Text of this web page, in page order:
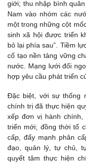
giới; thu nhập bình
Nam vào nhóm các
một trong những cột
sinh xã hội được triển
bỏ lại phía sau”. Tiềm
cố tạo nền tảng vững
nước. Mạng lưới đối
hợp yêu cầu phát triển
Đặc biệt, với sự thống
chính trị đã thực hiện
xếp đơn vị hành
triển mới; đồng thời tổ
cấp, đẩy mạnh phân
đạo, quản lý, tự chủ,
quyết tâm thực hiện